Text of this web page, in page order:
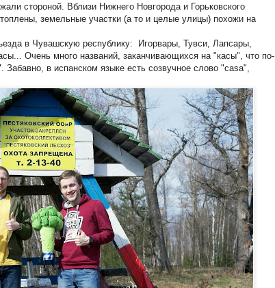
стороной. Вблизи Нижнего Новгорода и Горьковского
земельные участки (а то и целые улицы) похожи на
в Чувашскую республику: Игорвары, Тувси, Лапсары,
Очень много названий, заканчивающихся на "касы", что по-
в испанском языке есть созвучное слово "casa",